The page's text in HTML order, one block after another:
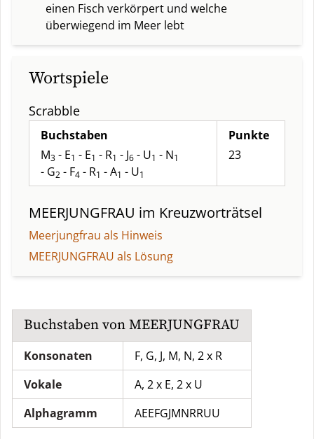
einen Fisch verkörpert und welche
überwiegend im Meer lebt
Wortspiele
Scrabble
Buchstaben
M3 - E1 - E1 - R1 - J6 - U1 - N1
- G2 - F4 - R1 - A1 - U1
Punkte
23
MEERJUNGFRAU im Kreuzworträtsel
Meerjungfrau als Hinweis
MEERJUNGFRAU als Lösung
Buchstaben von MEERJUNGFRAU
Konsonaten
F, G, J, M, N, 2 x R
Vokale
A, 2 x E, 2 x U
Alphagramm
AEEFGJMNRRUU